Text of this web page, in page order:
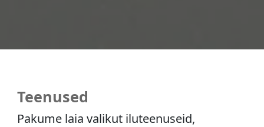
Teenused
Pakume laia valikut iluteenuseid,